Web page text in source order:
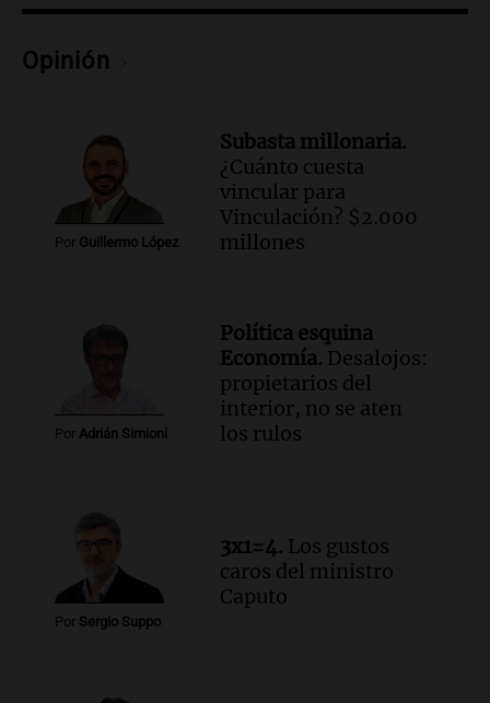
firmó Jorge Messi para el primer
Episodios
Audio.
Joan Gaspart: "Sin Jorge, no sé si
Messi hubiera llegado adonde llegó"
Una mañana para todos
Episodios
Jorge Messi en una entrevista con Rony
Vargas en 2007
Una mañana para todos
Audio.El abuelo de Agostina Vega, tras
Episodios
Audio.
Una nutricionista derribó el mito
del desayuno ideal: qué alimentos
conviene priorizar
Una mañana para todos
Opinión
Por Guillermo López
Subasta millonaria.
¿Cuánto cuesta
vincular para
Vinculación? $2.000
millones
Por Adrián Simioni
Política esquina
Economía. Desalojos:
propietarios del
interior, no se aten
los rulos
Por Sergio Suppo
3x1=4. Los gustos
caros del ministro
Caputo